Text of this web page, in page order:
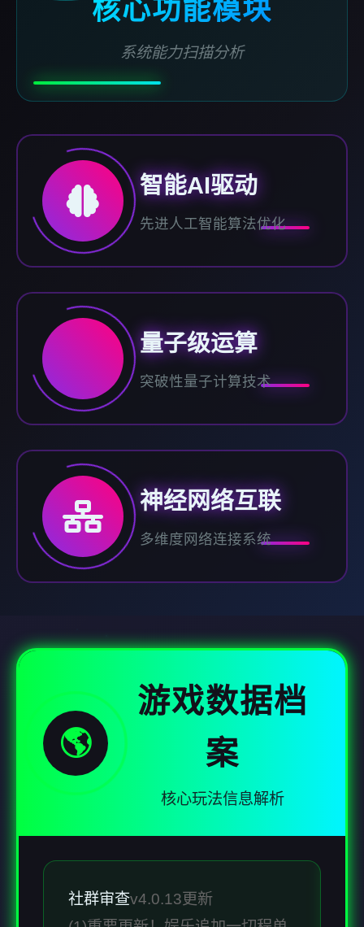
核心功能模块
系统能力扫描分析
智能AI驱动
先进人工智能算法优化
量子级运算
突破性量子计算技术
神经网络互联
多维度网络连接系统
🌎
游戏数据档
案
核心玩法信息解析
社群审查v4.0.13更新